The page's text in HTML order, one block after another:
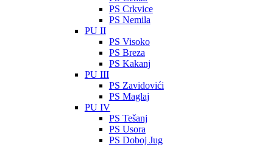
PS Crkvice
PS Nemila
PU II
PS Visoko
PS Breza
PS Kakanj
PU III
PS Zavidovići
PS Maglaj
PU IV
PS Tešanj
PS Usora
PS Doboj Jug